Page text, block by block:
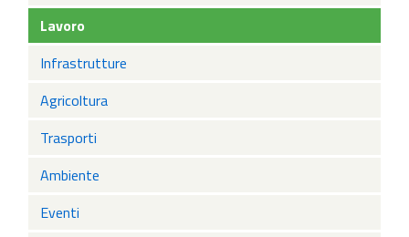
Lavoro
Infrastrutture
Agricoltura
Trasporti
Ambiente
Eventi